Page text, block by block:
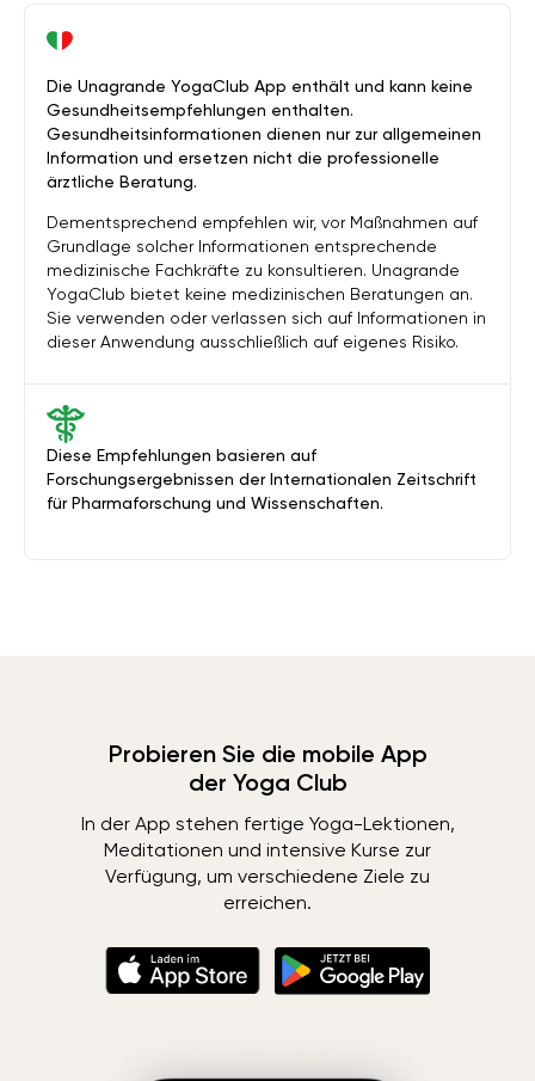
Diese Empfehlungen basieren auf
Forschungsergebnissen der Internationalen Zeitschrift
für Pharmaforschung und Wissenschaften.
Die Unagrande YogaClub App enthält und kann keine
Gesundheitsempfehlungen enthalten.
Gesundheitsinformationen dienen nur zur allgemeinen
Information und ersetzen nicht die professionelle
ärztliche Beratung.
Dementsprechend empfehlen wir, vor Maßnahmen auf
Grundlage solcher Informationen entsprechende
medizinische Fachkräfte zu konsultieren. Unagrande
YogaClub bietet keine medizinischen Beratungen an.
Sie verwenden oder verlassen sich auf Informationen in
dieser Anwendung ausschließlich auf eigenes Risiko.
Probieren Sie die mobile App
der Yoga Club
In der App stehen fertige Yoga-Lektionen,
Meditationen und intensive Kurse zur
Verfügung, um verschiedene Ziele zu
erreichen.